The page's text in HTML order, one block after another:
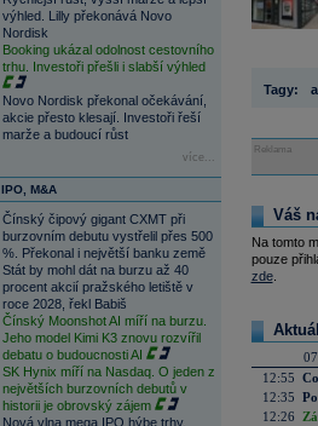
výhled. Lilly překonává Novo
Nordisk
Booking ukázal odolnost cestovního
trhu. Investoři přešli i slabší výhled
Novo Nordisk překonal očekávání,
akcie přesto klesají. Investoři řeší
marže a budoucí růst
více...
IPO, M&A
Čínský čipový gigant CXMT při
burzovním debutu vystřelil přes 500
%. Překonal i největší banku země
Stát by mohl dát na burzu až 40
procent akcií pražského letiště v
roce 2028, řekl Babiš
Čínský Moonshot AI míří na burzu.
Jeho model Kimi K3 znovu rozvířil
debatu o budoucnosti AI
SK Hynix míří na Nasdaq. O jeden z
největších burzovních debutů v
historii je obrovský zájem
Nová vlna mega IPO hýbe trhy.
Tagy:
Reklama
Váš
Na tomto
pouze
zde.
12:55
12:35
12:26